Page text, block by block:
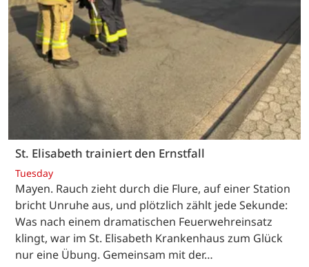
St. Elisabeth trainiert den Ernstfall
Tuesday
Mayen. Rauch zieht durch die Flure, auf einer Station
bricht Unruhe aus, und plötzlich zählt jede Sekunde:
Was nach einem dramatischen Feuerwehreinsatz
klingt, war im St. Elisabeth Krankenhaus zum Glück
nur eine Übung. Gemeinsam mit der…